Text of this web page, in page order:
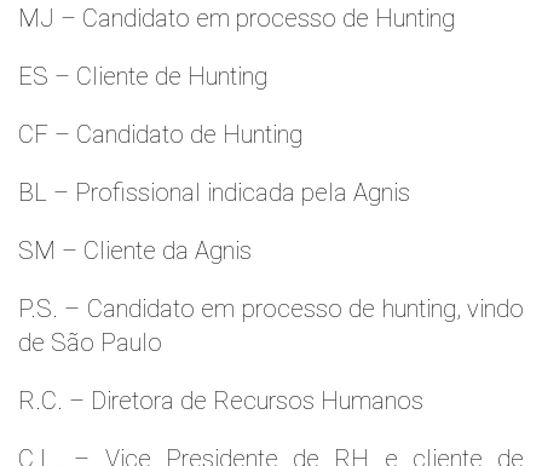
MJ – Candidato em processo de Hunting
ES – Cliente de Hunting
CF – Candidato de Hunting
BL – Profissional indicada pela Agnis
SM – Cliente da Agnis
P.S. – Candidato em processo de hunting, vindo
de São Paulo
R.C. – Diretora de Recursos Humanos
C.L. – Vice Presidente de RH e cliente de